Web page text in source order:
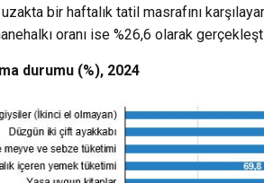
bir haftalık tatil masrafını
oranı ise %26,6 olarak
durumu (%), 2024